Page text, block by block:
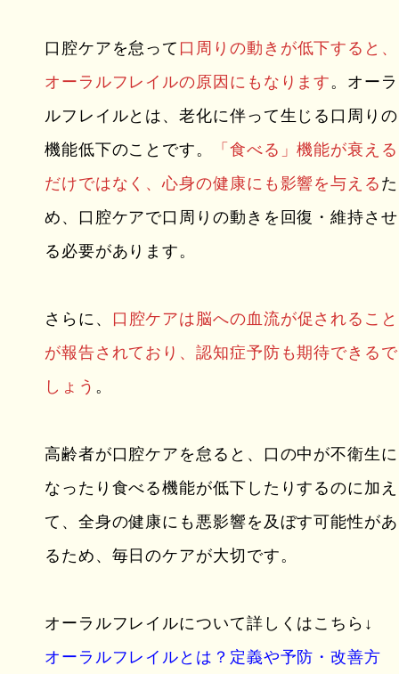
口腔ケアを怠って 口周りの動きが低下すると、
オーラルフレイルの原因にもなります。オーラ
ルフレイルとは、老化に伴って生じる口周りの
機能低下のことです。
「食べる」機能が衰える
だけではなく、心身の健康にも影響を与える た
め、口腔ケアで口周りの動きを回復・維持させ
る必要があります。
さらに、
口腔ケアは脳への血流が促されること
が報告されており、認知症予防も期待できるで
しょう 。
高齢者が口腔ケアを怠ると、口の中が不衛生に
なったり食べる機能が低下したりするのに加え
て、全身の健康にも悪影響を及ぼす可能性があ
るため、毎日のケアが大切です。
オーラルフレイルについて詳しくはこちら↓
オーラルフレイルとは？定義や予防・改善方